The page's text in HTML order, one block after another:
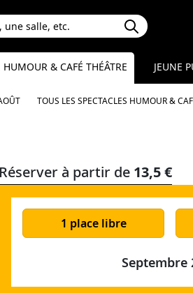
HUMOUR & CAFÉ THÉÂTRE
TOUS LES SPECTACLES HUMOUR &
JEUNE
Réserver à partir de 13,5 €
1 place libre
Septembre